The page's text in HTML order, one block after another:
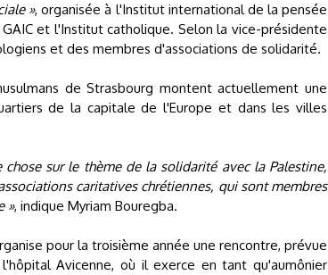
», organisée à l'Institut international de la pensée
et l'Institut catholique. Selon la vice-présidente
et des membres d'associations de solidarité.
de Strasbourg montent actuellement une
de la capitale de l'Europe et dans les villes
sur le thème de la solidarité avec la Palestine,
caritatives chrétiennes, qui sont membres
», indique Myriam Bouregba.
pour la troisième année une rencontre, prévue
Avicenne, où il exerce en tant qu'aumônier